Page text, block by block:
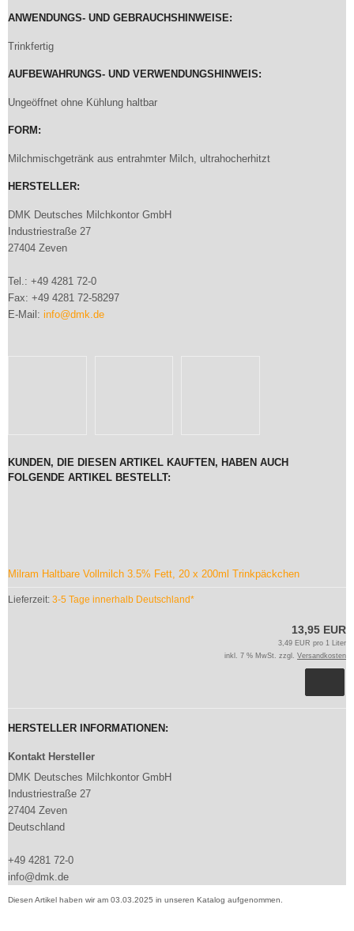
ANWENDUNGS- UND GEBRAUCHSHINWEISE:
Trinkfertig
AUFBEWAHRUNGS- UND VERWENDUNGSHINWEIS:
Ungeöffnet ohne Kühlung haltbar
FORM:
Milchmischgetränk aus entrahmter Milch, ultrahocherhitzt
HERSTELLER:
DMK Deutsches Milchkontor GmbH
Industriestraße 27
27404 Zeven
Tel.: +49 4281 72-0
Fax: +49 4281 72-58297
E-Mail: info@dmk.de
KUNDEN, DIE DIESEN ARTIKEL KAUFTEN, HABEN AUCH
FOLGENDE ARTIKEL BESTELLT:
Milram Haltbare Vollmilch 3.5% Fett, 20 x 200ml Trinkpäckchen
Lieferzeit: 3-5 Tage innerhalb Deutschland*
13,95 EUR
3,49 EUR pro 1 Liter
inkl. 7 % MwSt. zzgl. Versandkosten
HERSTELLER INFORMATIONEN:
Kontakt Hersteller
DMK Deutsches Milchkontor GmbH
Industriestraße 27
27404 Zeven
Deutschland
+49 4281 72-0
info@dmk.de
Diesen Artikel haben wir am 03.03.2025 in unseren Katalog aufgenommen.